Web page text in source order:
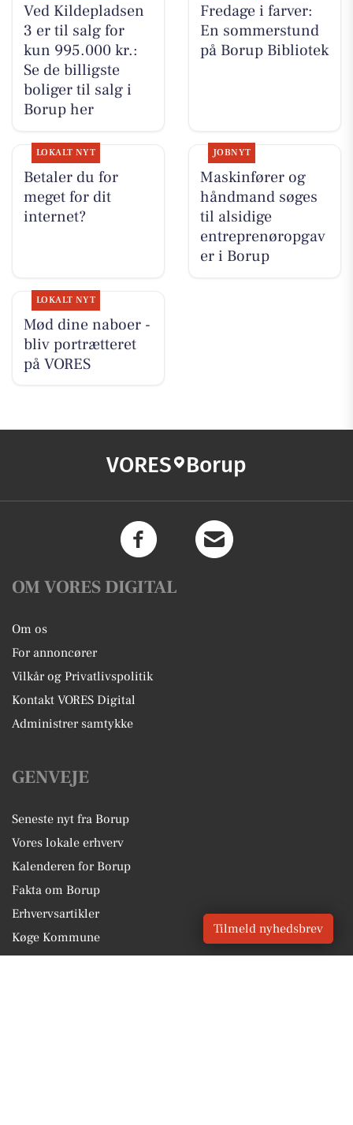
Ved Kildepladsen
3 er til salg for
kun 995.000 kr.:
Se de billigste
boliger til salg i
Borup her
Fredage i farver:
En sommerstund
på Borup Bibliotek
LOKALT NYT
Betaler du for
meget for dit
internet?
JOBNYT
Maskinfører og
håndmand søges
til alsidige
entreprenøropgav
er i Borup
LOKALT NYT
Mød dine naboer -
bliv portrætteret
på VORES
VORES Borup
OM VORES DIGITAL
Om os
For annoncører
Vilkår og Privatlivspolitik
Kontakt VORES Digital
Administrer samtykke
GENVEJE
Seneste nyt fra Borup
Vores lokale erhverv
Kalenderen for Borup
Fakta om Borup
Erhvervsartikler
Køge Kommune
Tilmeld nyhedsbrev